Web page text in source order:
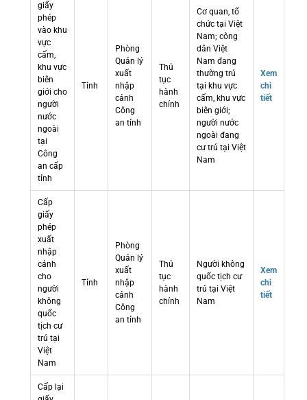
giấy
phép
vào khu
vực
cấm,
khu vực
biên
giới cho
người
nước
ngoài
tại
Công
an cấp
tỉnh
Tỉnh
Phòng
Quản lý
xuất
nhập
cảnh
Công
an tỉnh
Thủ
tục
hành
chính
Cơ quan, tổ
chức tại Việt
Nam; công
dân Việt
Nam đang
thường trú
tại khu vực
cấm, khu vực
biên giới;
người nước
ngoài đang
cư trú tại Việt
Nam
Xem
chi
tiết
Cấp
giấy
phép
xuất
nhập
cảnh
cho
người
không
quốc
tịch cư
trú tại
Việt
Nam
Tỉnh
Phòng
Quản lý
xuất
nhập
cảnh
Công
an tỉnh
Thủ
tục
hành
chính
Người không
quốc tịch cư
trú tại Việt
Nam
Xem
chi
tiết
Cấp lại